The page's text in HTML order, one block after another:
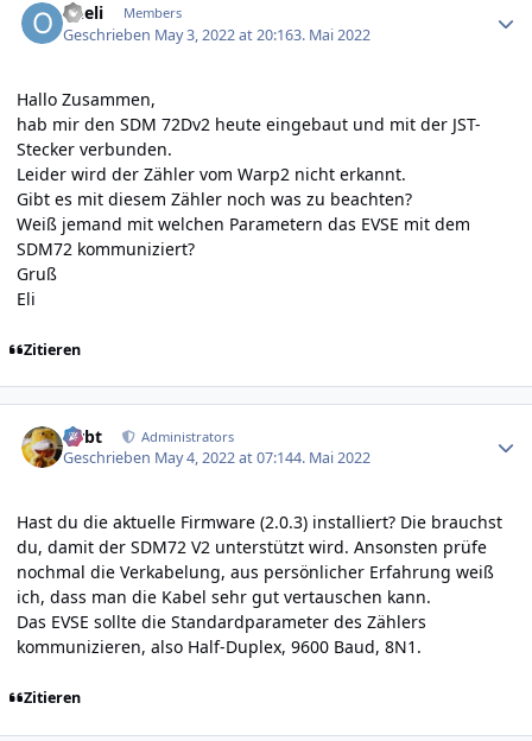
oheli Members
Geschrieben May 3, 2022 at 20:163. Mai 2022
Hallo Zusammen,
hab mir den SDM 72Dv2 heute eingebaut und mit der JST-
Stecker verbunden.
Leider wird der Zähler vom Warp2 nicht erkannt.
Gibt es mit diesem Zähler noch was zu beachten?
Weiß jemand mit welchen Parametern das EVSE mit dem
SDM72 kommuniziert?
Gruß
Eli
Zitieren
rtrbt Administrators
Geschrieben May 4, 2022 at 07:144. Mai 2022
Hast du die aktuelle Firmware (2.0.3) installiert? Die brauchst
du, damit der SDM72 V2 unterstützt wird. Ansonsten prüfe
nochmal die Verkabelung, aus persönlicher Erfahrung weiß
ich, dass man die Kabel sehr gut vertauschen kann.
Das EVSE sollte die Standardparameter des Zählers
kommunizieren, also Half-Duplex, 9600 Baud, 8N1.
Zitieren